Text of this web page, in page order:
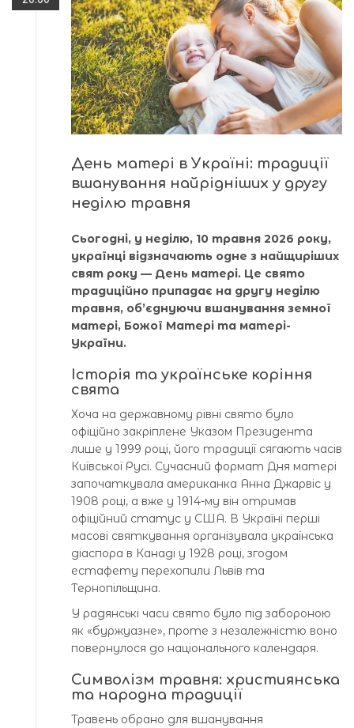
День матері в Україні: традиції
вшанування найрідніших у другу
неділю травня
Сьогодні, у неділю, 10 травня 2026 року,
українці відзначають одне з найщиріших
свят року — День матері. Це свято
традиційно припадає на другу неділю
травня, об’єднуючи вшанування земної
матері, Божої Матері та матері-
України.
Історія та українське коріння
свята
Хоча на державному рівні свято було
офіційно закріплене Указом Президента
лише у 1999 році, його традиції сягають часів
Київської Русі. Сучасний формат Дня матері
започаткувала американка Анна Джарвіс у
1908 році, а вже у 1914-му він отримав
офіційний статус у США. В Україні перші
масові святкування організувала українська
діаспора в Канаді у 1928 році, згодом
естафету перехопили Львів та
Тернопільщина.
У радянські часи свято було під забороною
як «буржуазне», проте з незалежністю воно
повернулося до національного календаря.
Символізм травня: християнська
та народна традиції
Травень обрано для вшанування